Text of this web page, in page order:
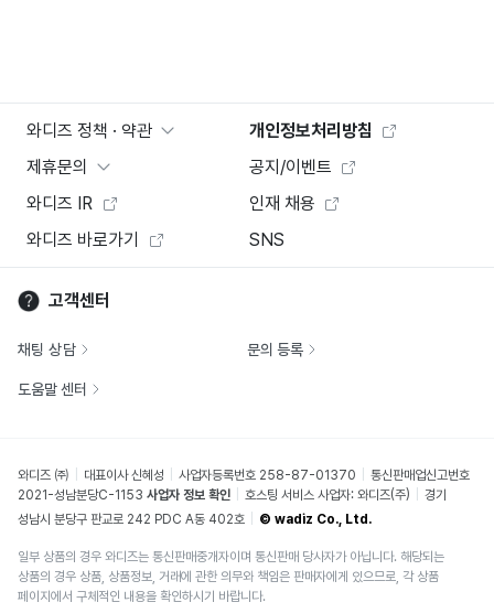
와디즈 정책 · 약관
개인정보처리방침
제휴문의
공지/이벤트
와디즈 IR
인재 채용
와디즈 바로가기
SNS
고객센터
채팅 상담 문의 등록
도움말 센터
와디즈 ㈜ 대표이사 신혜성 사업자등록번호 258-87-01370
통신판매업신고번호
2021-성남분당C-1153 사업자 정보 확인 호스팅 서비스 사업자: 와디즈(주)
경기
성남시 분당구 판교로 242 PDC A동 402호
© wadiz Co., Ltd.
일부 상품의 경우 와디즈는 통신판매중개자이며 통신판매 당사자가 아닙니다. 해당되는
상품의 경우 상품, 상품정보, 거래에 관한 의무와 책임은 판매자에게 있으므로, 각 상품
페이지에서 구체적인 내용을 확인하시기 바랍니다.